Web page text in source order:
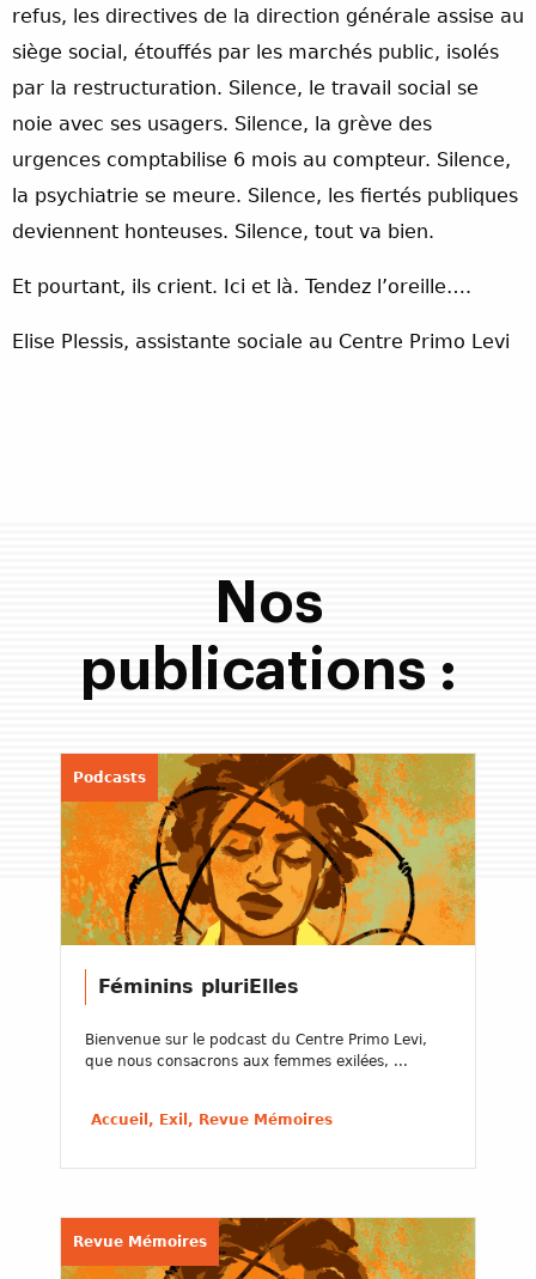
refus, les directives de la direction générale assise au
siège social, étouffés par les marchés public, isolés
par la restructuration. Silence, le travail social se
noie avec ses usagers. Silence, la grève des
urgences comptabilise 6 mois au compteur. Silence,
la psychiatrie se meure. Silence, les fiertés publiques
deviennent honteuses. Silence, tout va bien.
Et pourtant, ils crient. Ici et là. Tendez l’oreille….
Elise Plessis, assistante sociale au Centre Primo Levi
Nos
publications :
Podcasts
Féminins pluriElles
Bienvenue sur le podcast du Centre Primo Levi,
que nous consacrons aux femmes exilées, ...
Accueil, Exil, Revue Mémoires
Revue Mémoires